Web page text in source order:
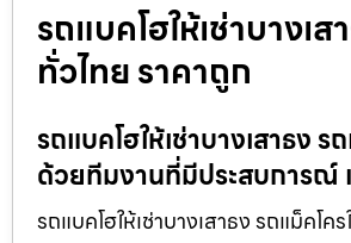
รถแบคโฮให้เช่าบางเ
ทั่วไทย ราคาถูก
รถแบคโฮให้เช่าบางเสาธง
ด้วยทีมงานที่มีประสบการณ์
รถแบคโฮให้เช่าบางเสาธง รถแม็คโ